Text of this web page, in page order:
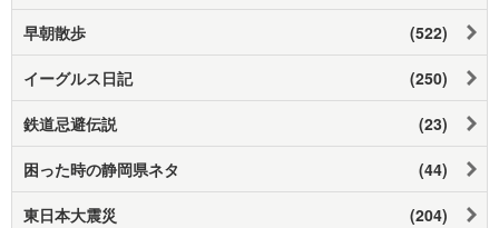
早朝散歩 (522)
イーグルス日記 (250)
鉄道忌避伝説 (23)
困った時の静岡県ネタ (44)
東日本大震災 (204)